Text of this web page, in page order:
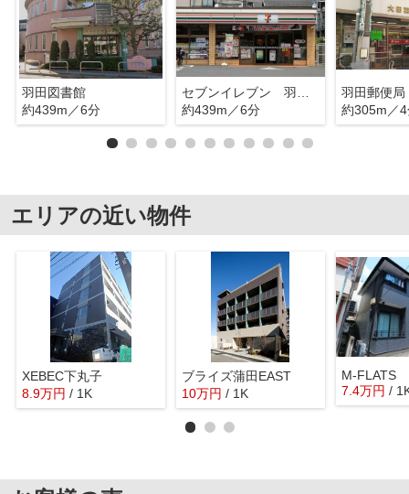
羽田図書館
約439m／6分
約439m／6分
羽田郵便
約305m／
エリアの近い物件
XEBEC下丸子
8.9万円 / 1K
ブライズ蒲田EAST
10万円 / 1K
M-FLATS
7.4万円 /